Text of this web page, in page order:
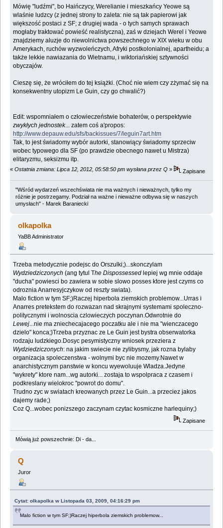
Mówię "ludźmi", bo Haińczycy, Werelianie i mieszkańcy Yeowe są
wlaśnie ludzcy (z jednej strony to zaleta: nie są tak papierowi jak
większość postaci z SF; z drugiej wada - o tych samych sprawach
mogłaby traktować powieść realistyczna), zaś w dziejach Werel i Yeowe
znajdziemy aluzje do niewolnictwa powszechnego w XIX wieku w obu
Amerykach, ruchów wyzwoleńczych, Afryki postkolonialnej, apartheidu; a
także lekkie nawiazania do Wietnamu, i wiktoriańskiej sztywności
obyczajów.
Cieszę się, że wróciłem do tej książki. (Choć nie wiem czy zżymać się na
konsekwentny utopizm Le Guin, czy go chwalić?)
Edit: wspomniałem o człowieczeństwie bohaterów, o perspektywie
zwykłych jednostek... zatem coś a'propos:
http://www.depauw.edu/sfs/backissues/7/leguin7art.htm
Tak, to jest świadomy wybór autorki, stanowiący świadomy sprzeciw
wobec typowego dla SF (po prawdzie obecnego nawet u Mistrza)
elitaryzmu, seksizmu itp.
« Ostatnia zmiana: Lipca 12, 2012, 05:58:50 pm wysłana przez Q » Zapisane
"Wśród wydarzeń wszechświata nie ma ważnych i nieważnych, tylko my
różnie je postrzegamy. Podział na ważne i nieważne odbywa się w naszych
umysłach" - Marek Baraniecki
olkapolka
YaBB Administrator
Trzeba metodycznie podejsc do Orszulki;)...skonczylam
Wydziedziczonych (ang tytul The Dispossessed lepiej wg mnie oddaje
"ducha" powiesci bo zawiera w sobie slowo posses ktore jest czyms co
odroznia Anarresyjczykow od reszty swiata).
Malo fiction w tym SF;)Raczej hiperbola ziemskich problemow...Urras i
Anarres pretekstem do rozwazan nad skrajnymi systemami spoleczno-
politycznymi i wolnoscia czlowieczych poczynan.Odwrotnie do
Lewej...nie ma zniechecajacego poczatku ale i nie ma "wienczacego
dzielo" konca;)Trzeba przyznac ze Le Guin jest bystra obserwatorka
rodzaju ludzkiego.Dosyc pesymistyczny wniosek przeziera z
Wydziedziczonych: na jakim swiecie nie zylibysmy, jak rozna bylaby
organizacja spoleczenstwa - wolnymi byc nie mozemy.Nawet w
anarchistycznym panstwie w koncu wyewoluuje Wladza.Jedyne
"wykrety" ktore nam...wg autorki... zostaja to wspolpraca z czasem i
podkreslany wielokroc "powrot do domu".
Trudno zyc w swiatach kreowanych przez Le Guin...a przeciez jakos
dajemy rade;)
Coz Q...wobec ponizszego zaczynam czytac kosmiczne harlequiny;)
Zapisane
Mówią już powszechnie: Di - da...
Q
Juror
Cytat: olkapolka w Listopada 03, 2009, 04:16:29 pm
Malo fiction w tym SF;)Raczej hiperbola ziemskich problemow...